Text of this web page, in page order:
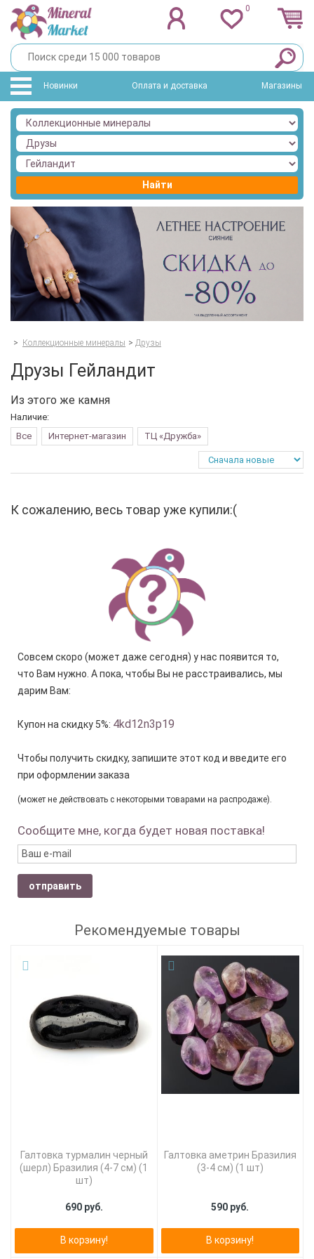
0
Новинки Оплата и доставка Магазины
Найти
> Коллекционные минералы > Друзы
Друзы Гейландит
Из этого же камня
Наличие:
Все
Интернет-магазин ТЦ «Дружба»
К сожалению, весь товар уже купили:(
Совсем скоро (может даже сегодня) у нас появится то,
что Вам нужно. А пока, чтобы Вы не расстраивались, мы
дарим Вам:
Купон на скидку 5%: 4kd12n3p19
Чтобы получить скидку, запишите этот код и введите его
при оформлении заказа
(может не действовать с некоторыми товарами на распродаже).
Сообщите мне, когда будет новая поставка!
отправить
Рекомендуемые товары
Галтовка турмалин черный
(шерл) Бразилия (4-7 см) (1
шт)
690 руб.
В корзину!
Галтовка аметрин Бразилия
(3-4 см) (1 шт)
590 руб.
В корзину!